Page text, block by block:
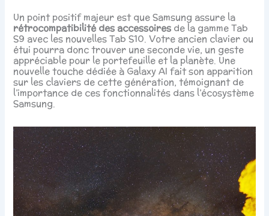
Un point positif majeur est que Samsung assure la
rétrocompatibilité des accessoires de la gamme Tab
S9 avec les nouvelles Tab S10. Votre ancien clavier ou
étui pourra donc trouver une seconde vie, un geste
appréciable pour le portefeuille et la planète. Une
nouvelle touche dédiée à Galaxy AI fait son apparition
sur les claviers de cette génération, témoignant de
l’importance de ces fonctionnalités dans l’écosystème
Samsung.